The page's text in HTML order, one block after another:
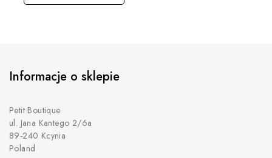
Informacje o sklepie
Petit Boutique
ul. Jana Kantego 2/6a
89-240 Kcynia
Poland